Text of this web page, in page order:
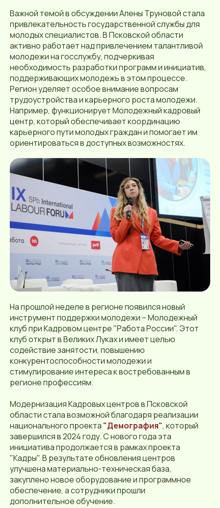
Важной темой в обсуждении Алены Труновой стала
привлекательность государственной службы для
молодых специалистов. В Псковской области
активно работает над привлечением талантливой
молодежи на госслужбу, подчеркивая
необходимость разработки программ и инициатив,
поддерживающих молодежь в этом процессе.
Регион уделяет особое внимание вопросам
трудоустройства и карьерного роста молодежи.
Например, функционирует Молодежный кадровый
центр, который обеспечивает координацию
карьерного пути молодых граждан и помогает им
ориентироваться в доступных возможностях.
На прошлой неделе в регионе появился новый
инструмент поддержки молодежи – Молодежный
клуб при Кадровом центре "Работа России". Этот
клуб открыт в Великих Луках и имеет целью
содействие занятости, повышению
конкурентоспособности молодежи и
стимулирование интереса к востребованным в
регионе профессиям.
Модернизация Кадровых центров в Псковской
области стала возможной благодаря реализации
национального проекта "Демография", который
завершился в 2024 году. С нового года эта
инициатива продолжается в рамках проекта
"Кадры". В результате обновления центров
улучшена материально-техническая база,
закуплено новое оборудование и программное
обеспечение, а сотрудники прошли
дополнительное обучение.